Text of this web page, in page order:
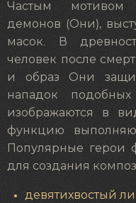
Частым мотивом
демонов (Они),
масок. В
человек после
и образ Они
нападок
изображаются в
функцию
Популярные герои
для создания
девятихвостый